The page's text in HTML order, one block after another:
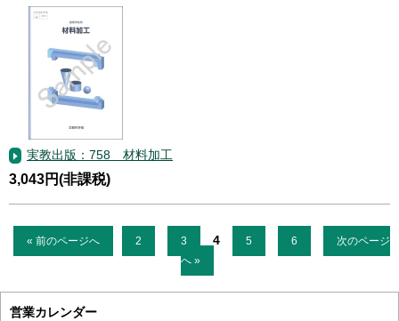
実教出版：758 材料加工
3,043円(非課税)
« 前のページへ 2 3 4 5 6
次のページ
へ »
営業カレンダー